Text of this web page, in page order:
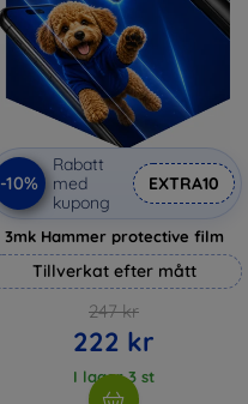
-10%
Rabatt
med
kupong
EXTRA10
3mk Hammer protective film
Tillverkat efter mått
247 kr
222 kr
I lager 3 st